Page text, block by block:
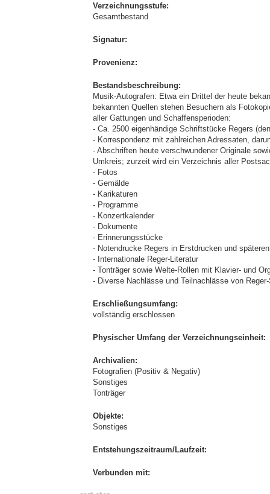
Verzeichnungsstufe:
Gesamtbestand
Signatur:
Provenienz:
Bestandsbeschreibung:
Musik-Autografen: Etwa ein Drittel der heute
bekannten Quellen stehen Besuchern als
aller Gattungen und Schaffensperioden:
- Ca. 2500 eigenhändige Schriftstücke Regers
- Korrespondenz mit zahlreichen Adressaten,
- Abschriften heute verschwundener Originale
Umkreis; zurzeit wird ein Verzeichnis aller
- Fotos
- Gemälde
- Karikaturen
- Programme
- Konzertkalender
- Dokumente
- Erinnerungsstücke
- Notendrucke Regers in Erstdrucken und
- Internationale Reger-Literatur
- Tonträger sowie Welte-Rollen mit Klavier- und
- Diverse Nachlässe und Teilnachlässe von
Erschließungsumfang:
vollständig erschlossen
Physischer Umfang der Verzeichnungseinheit:
Archivalien:
Fotografien (Positiv & Negativ)
Sonstiges
Tonträger
Objekte:
Sonstiges
Entstehungszeitraum/Laufzeit:
Verbunden mit: